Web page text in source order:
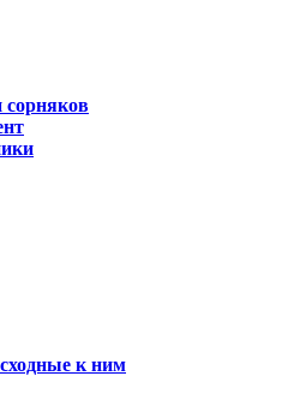
сорняков
к ним